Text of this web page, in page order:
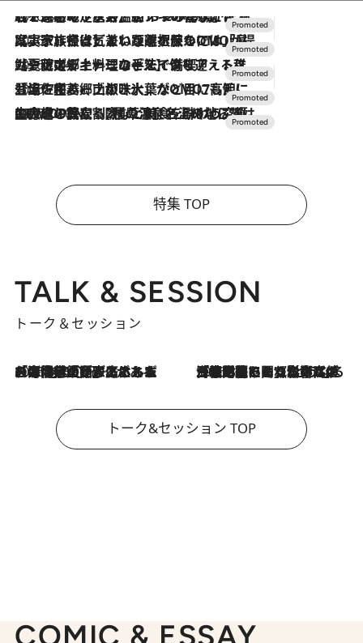
2026.8.7
【トンボの足水浴】ヒノキの香りに包まれて涼感マックス！約13℃の湧水かけ流しを避暑地「星野温泉 トンボの湯」で体験
2026.7.31
【ホテル帰省】という選択肢をOMOが提案。家族とほどよい距離を保つには「昼は実家、夜は気兼ねなくホテルで！」
2026.7.24
【夏限定ディナーコース】旬を迎える稚鮎や花ズッキーニなどをイタリア・トスカーナの郷土料理の手法で満喫！
2026.7.17
「土佐和ハーブかき氷」がOMO7高知に登場！生姜、山椒、大葉など目にも舌にも涼を呼ぶ郷土の味
2026.7.10
NEW OPEN！【界 草津】名湯の地に誕生。趣の異なる2種の温泉と上州ならではの会席・蕎麦割烹など美食を味わう究極の癒やし旅
特集 TOP
TALK & SESSION
トーク＆セッション
2026.8.3
「今後値上げがあるとすれば…」「リスクがあるのは今年の冬」エネルギー専門家が語る、ホルムズ海峡封鎖が家庭にもたらす“ある心配” 2026.8.3
「住宅建てられない…」「サーチャージ料の高値が続いている」ホルムズ海峡封鎖による影響はいつまで続く？《エネルギー専門家に聞く“どうなる日本の暮らし”》
トーク&セッション TOP